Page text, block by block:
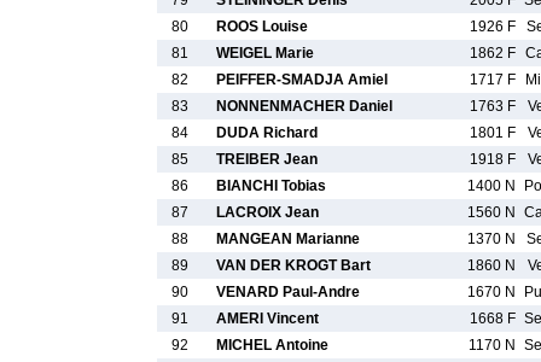
80
ROOS Louise 1926 F
81
WEIGEL Marie 1862 F
82
PEIFFER-SMADJA Amiel 1717 F
83
NONNENMACHER Daniel 1763 F
84
DUDA Richard 1801 F
85
TREIBER Jean 1918 F
86
BIANCHI Tobias 1400 N
87
LACROIX Jean 1560 N
88
MANGEAN Marianne 1370 N
89
VAN DER KROGT Bart 1860 N
90
VENARD Paul-Andre 1670 N
91
AMERI Vincent 1668 F
92
MICHEL Antoine 1170 N